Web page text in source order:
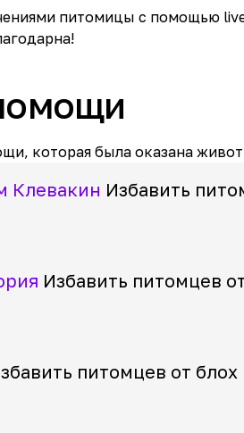
питомицы с помощью
которая была оказана
Клевакин Избавить
Избавить питомцев
питомцев от блох